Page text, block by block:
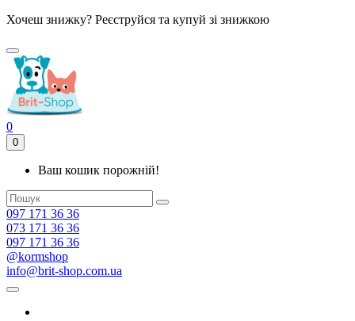
Хочеш знижку? Реєструйся та купуй зі знижкою
0
0
Ваш кошик порожній!
097 171 36 36
073 171 36 36
097 171 36 36
@kormshop
info@brit-shop.com.ua